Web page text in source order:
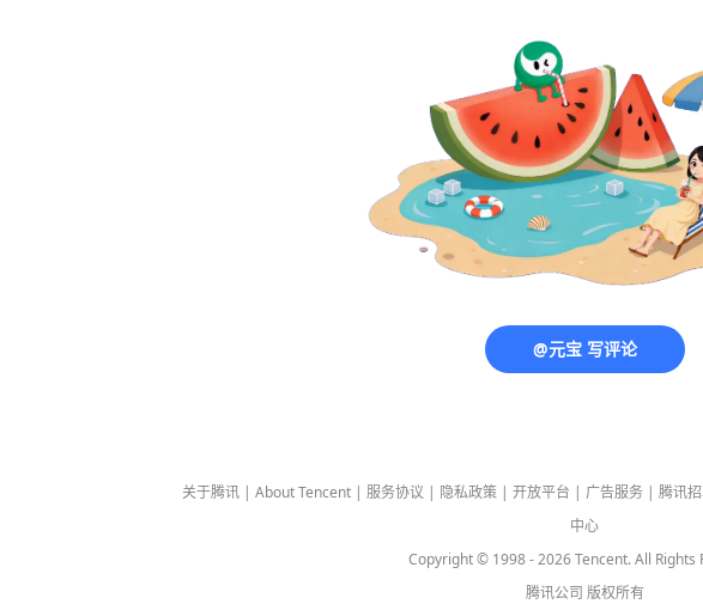
@元宝 写评论
关于腾讯 | About Tencent | 服务协议 | 隐私政策 | 开放平台 | 广告服务 | 腾讯
中心
Copyright © 1998 -2026Tencent. All Rights
腾讯公司 版权所有